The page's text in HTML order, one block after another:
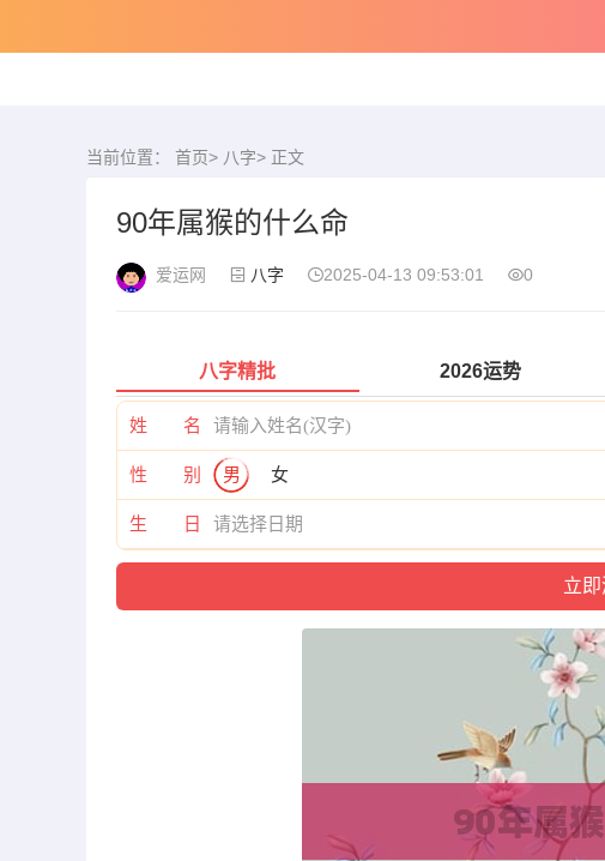
当前位置： 首页> 八字> 正文
90年属猴的什么命
爱运网 八字 2025-04-13 09:53:01 0
八字精批 2026运势
姓 名
性 别 男 女
生 日